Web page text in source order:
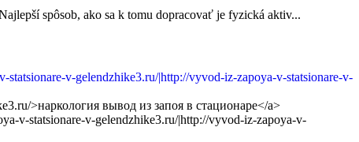
spôsob, ako sa k tomu dopracovať je fyzická aktiv...
>наркология вывод из запоя в стационаре</a>
v-statsionare-v-gelendzhike3.ru/|http://vyvod-iz-zapoya-v-